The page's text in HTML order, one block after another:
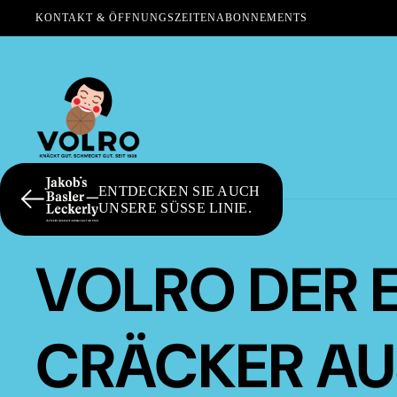
KONTAKT & ÖFFNUNGSZEITENABONNEMENTS
ENTDECKEN SIE AUCH
UNSERE SÜSSE LINIE.
VOLRO DER
CRÄCKER